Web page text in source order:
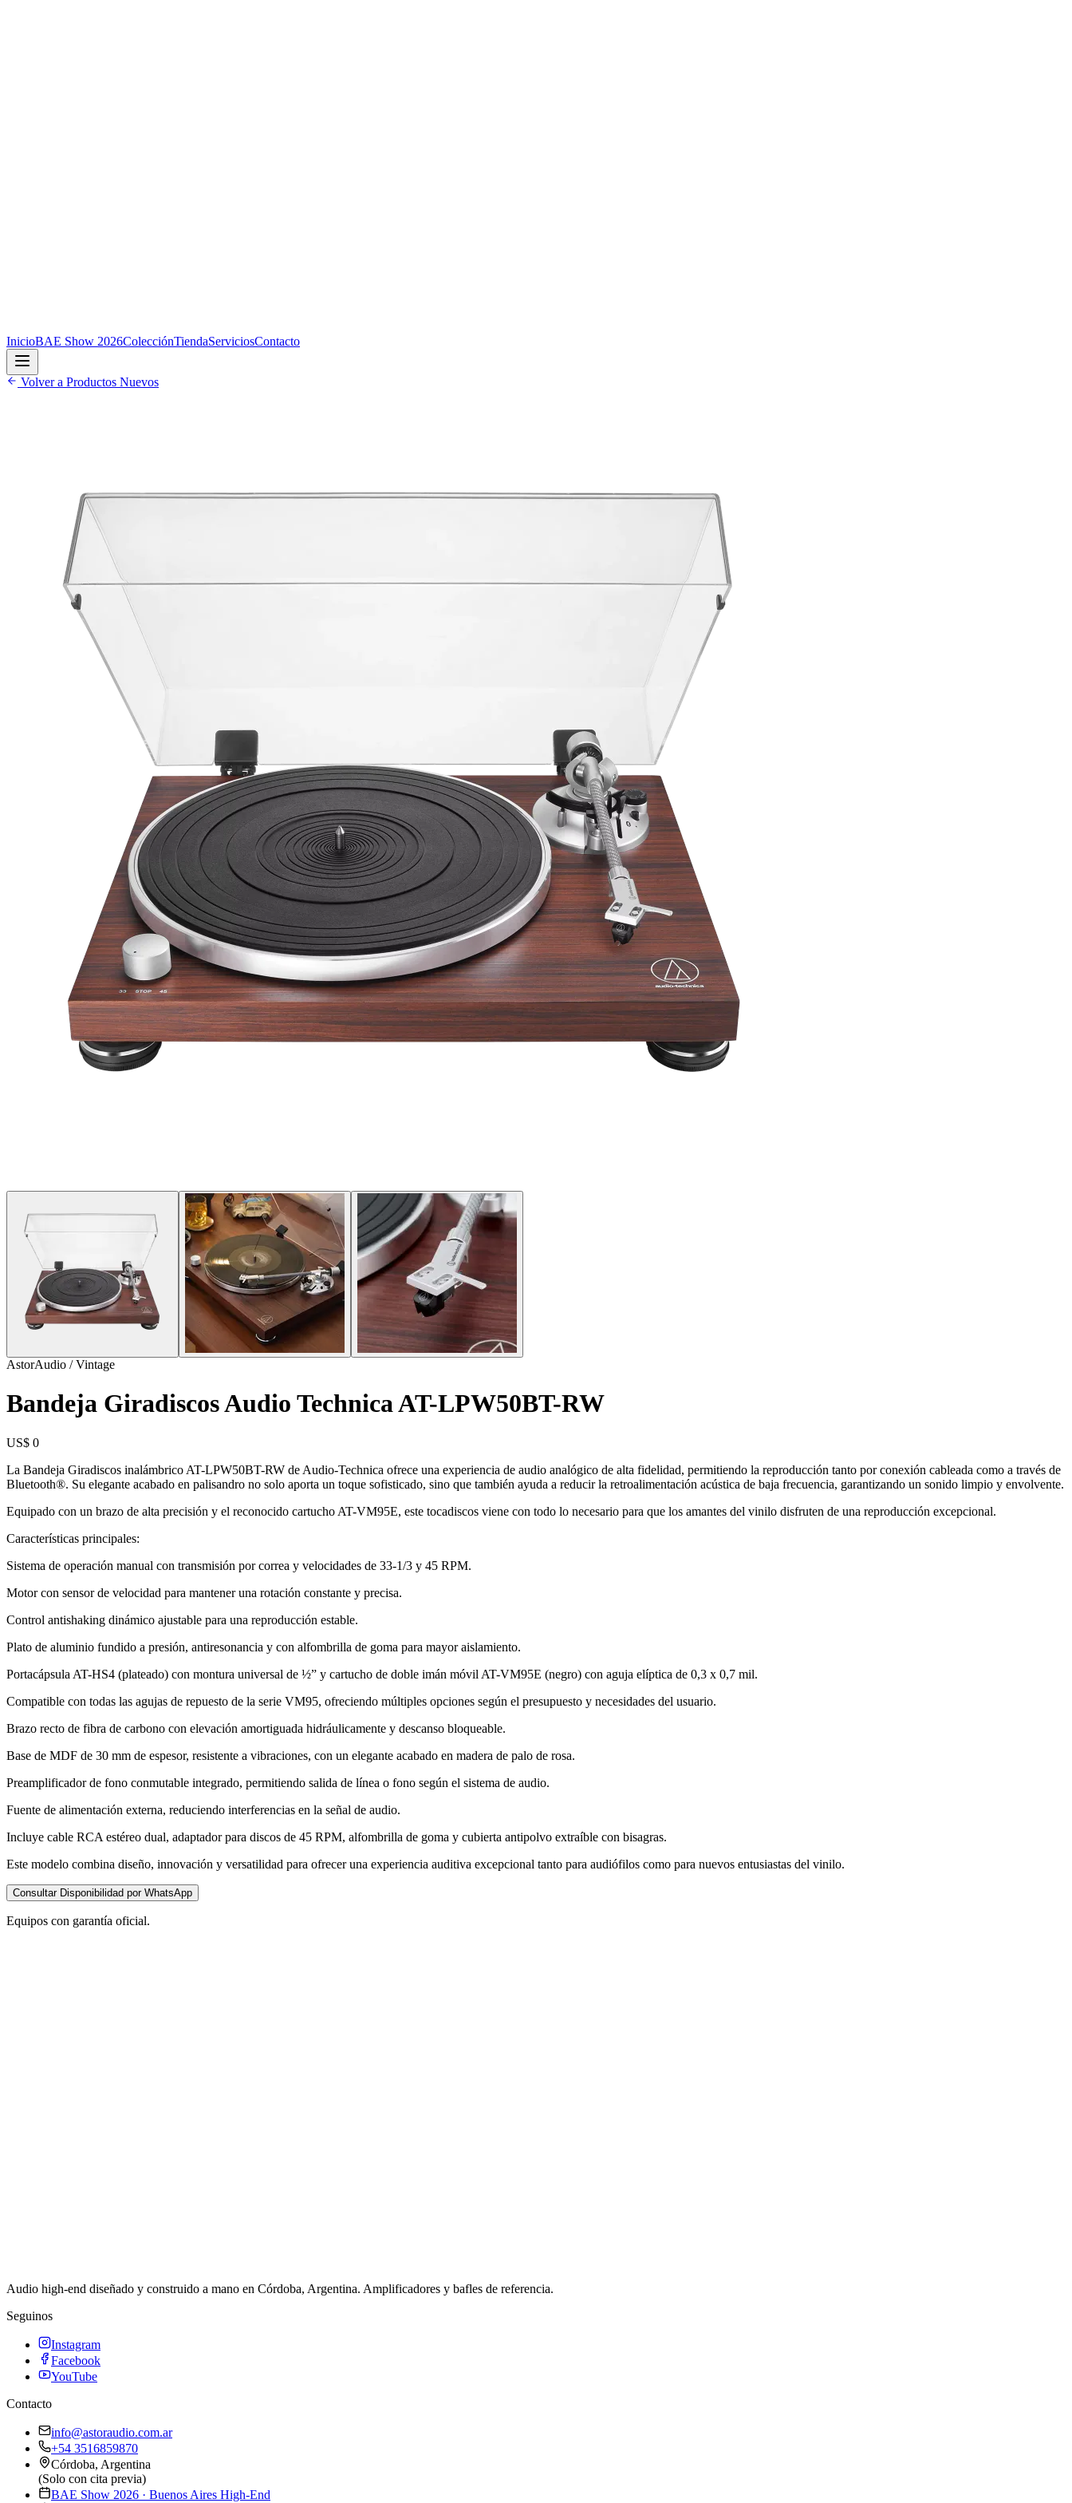
InicioBAE Show 2026ColecciónTiendaServiciosContacto
Volver a Productos Nuevos
AstorAudio / Vintage
Bandeja Giradiscos Audio Technica AT-LPW50BT-RW
US$ 0
La Bandeja Giradiscos inalámbrico AT-LPW50BT-RW de Audio-Technica ofrece una experiencia de audio analógico de alta fidelidad, permitiendo la reproducción tanto por conexión cableada como a través de
Bluetooth®. Su elegante acabado en palisandro no solo aporta un toque sofisticado, sino que también ayuda a reducir la retroalimentación acústica de baja frecuencia, garantizando un sonido limpio y envolvente.
Equipado con un brazo de alta precisión y el reconocido cartucho AT-VM95E, este tocadiscos viene con todo lo necesario para que los amantes del vinilo disfruten de una reproducción excepcional.
Características principales:
Sistema de operación manual con transmisión por correa y velocidades de 33-1/3 y 45 RPM.
Motor con sensor de velocidad para mantener una rotación constante y precisa.
Control antishaking dinámico ajustable para una reproducción estable.
Plato de aluminio fundido a presión, antiresonancia y con alfombrilla de goma para mayor aislamiento.
Portacápsula AT-HS4 (plateado) con montura universal de ½” y cartucho de doble imán móvil AT-VM95E (negro) con aguja elíptica de 0,3 x 0,7 mil.
Compatible con todas las agujas de repuesto de la serie VM95, ofreciendo múltiples opciones según el presupuesto y necesidades del usuario.
Brazo recto de fibra de carbono con elevación amortiguada hidráulicamente y descanso bloqueable.
Base de MDF de 30 mm de espesor, resistente a vibraciones, con un elegante acabado en madera de palo de rosa.
Preamplificador de fono conmutable integrado, permitiendo salida de línea o fono según el sistema de audio.
Fuente de alimentación externa, reduciendo interferencias en la señal de audio.
Incluye cable RCA estéreo dual, adaptador para discos de 45 RPM, alfombrilla de goma y cubierta antipolvo extraíble con bisagras.
Este modelo combina diseño, innovación y versatilidad para ofrecer una experiencia auditiva excepcional tanto para audiófilos como para nuevos entusiastas del vinilo.
Consultar Disponibilidad por WhatsApp
Equipos con garantía oficial.
Audio high-end diseñado y construido a mano en Córdoba, Argentina. Amplificadores y bafles de referencia.
Seguinos
Instagram
Facebook
YouTube
Contacto
info@astoraudio.com.ar
+54 3516859870
Córdoba, Argentina
(Solo con cita previa)
BAE Show 2026 · Buenos Aires High-End